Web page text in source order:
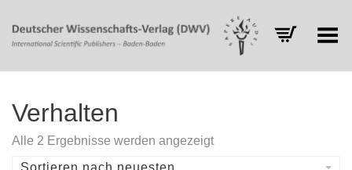
Toggle Menu
Verhalten
Alle 2 Ergebnisse werden angezeigtNach
Sortieren nach neuesten